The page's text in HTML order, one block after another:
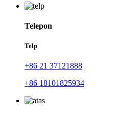
Telepon
Telp
+86 21 37121888
+86 18101825934